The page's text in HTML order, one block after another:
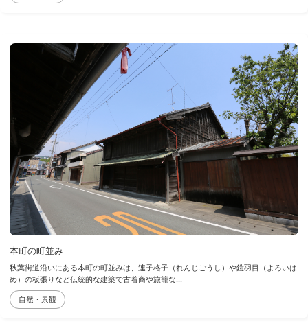
本町の町並み
秋葉街道沿いにある本町の町並みは、連子格子（れんじごうし）や鎧羽目（よろいは
め）の板張りなど伝統的な建築で古着商や旅籠な...
自然・景観